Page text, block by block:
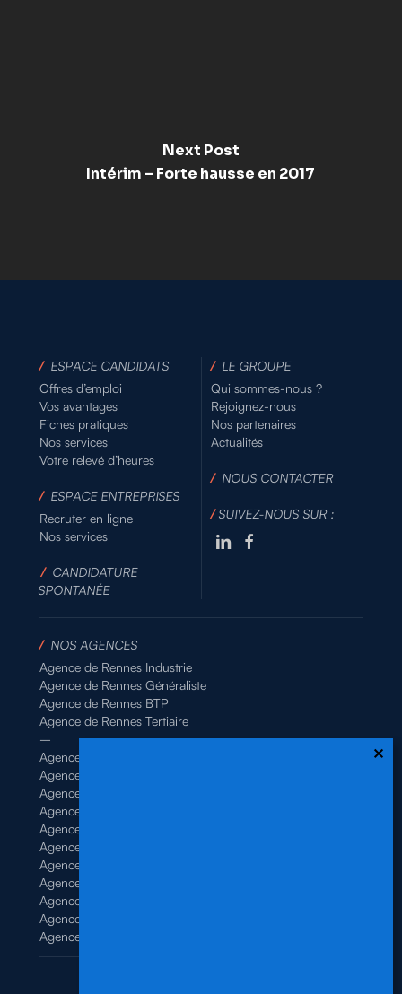
Next Post
Intérim – Forte hausse en 2017
/ ESPACE CANDIDATS
Offres d’emploi
Vos avantages
Fiches pratiques
Nos services
Votre relevé d’heures
/ ESPACE ENTREPRISES
Recruter en ligne
Nos services
/ CANDIDATURE
SPONTANÉE
/ LE GROUPE
Qui sommes-nous ?
Rejoignez-nous
Nos partenaires
Actualités
/NOUS CONTACTER
/SUIVEZ-NOUS SUR :
/ NOS AGENCES
Agence de Rennes Industrie
Agence de Rennes Généraliste
Agence de Rennes BTP
Agence de Rennes Tertiaire
–
Agence de Brest
Agence de Dinan
Agence de Lamballe
Agence de Landivisiau
Agence de Pontivy
Agence de Quimper
Agence de Quimperlé
Agence de Saint-Brieuc
Agence de Saint-Malo
Agence de Vannes
Agence de Vitré